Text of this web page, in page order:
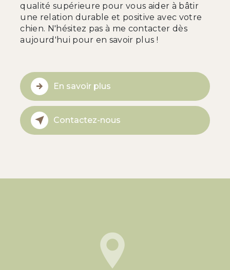
qualité supérieure pour vous aider à bâtir
une relation durable et positive avec votre
chien. N'hésitez pas à me contacter dès
aujourd'hui pour en savoir plus !
En savoir plus
Contactez-nous